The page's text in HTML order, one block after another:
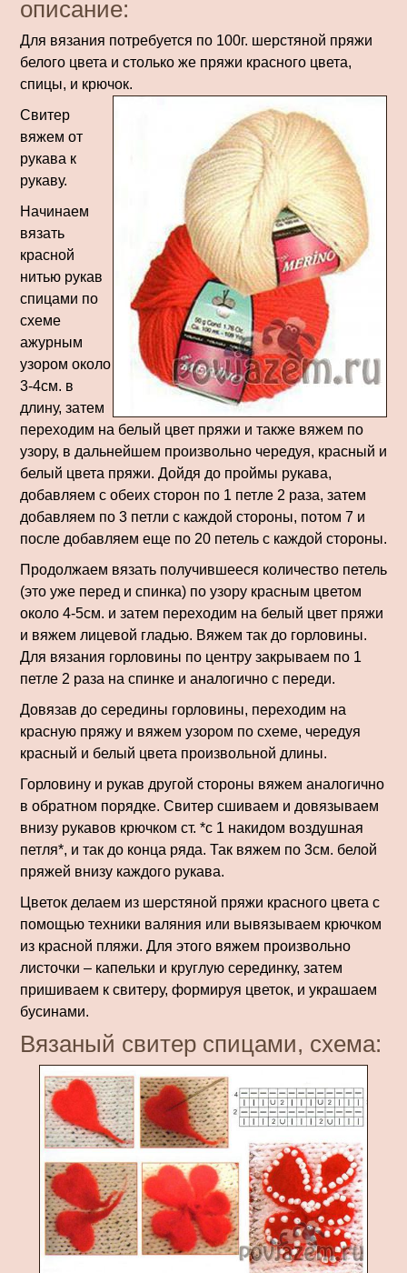
описание:
Для вязания потребуется по 100г. шерстяной пряжи
белого цвета и столько же пряжи красного цвета,
спицы, и крючок.
Свитер
вяжем от
рукава к
рукаву.
Начинаем
вязать
красной
нитью рукав
спицами по
схеме
ажурным
узором около
3-4см. в
длину, затем
переходим на белый цвет пряжи и также вяжем по
узору, в дальнейшем произвольно чередуя, красный и
белый цвета пряжи. Дойдя до проймы рукава,
добавляем с обеих сторон по 1 петле 2 раза, затем
добавляем по 3 петли с каждой стороны, потом 7 и
после добавляем еще по 20 петель с каждой стороны.
Продолжаем вязать получившееся количество петель
(это уже перед и спинка) по узору красным цветом
около 4-5см. и затем переходим на белый цвет пряжи
и вяжем лицевой гладью. Вяжем так до горловины.
Для вязания горловины по центру закрываем по 1
петле 2 раза на спинке и аналогично с переди.
Довязав до середины горловины, переходим на
красную пряжу и вяжем узором по схеме, чередуя
красный и белый цвета произвольной длины.
Горловину и рукав другой стороны вяжем аналогично
в обратном порядке. Свитер сшиваем и довязываем
внизу рукавов крючком ст. *с 1 накидом воздушная
петля*, и так до конца ряда. Так вяжем по 3см. белой
пряжей внизу каждого рукава.
Цветок делаем из шерстяной пряжи красного цвета с
помощью техники валяния или вывязываем крючком
из красной пляжи. Для этого вяжем произвольно
листочки – капельки и круглую серединку, затем
пришиваем к свитеру, формируя цветок, и украшаем
бусинами.
Вязаный свитер спицами, схема: